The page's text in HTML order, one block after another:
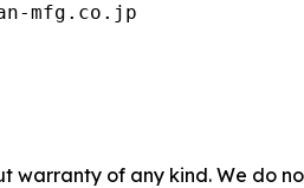
mfg.co.jp
warranty of any kind. We do